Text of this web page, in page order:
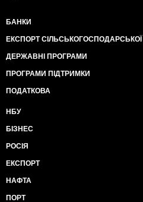
БАНКИ
ЕКСПОРТ СІЛЬСЬКОГОСПОДАРСЬКОЇ
ДЕРЖАВНІ ПРОГРАМИ
ПРОГРАМИ ПІДТРИМКИ
ПОДАТКОВА
НБУ
БІЗНЕС
РОСІЯ
ЕКСПОРТ
НАФТА
ПОРТ